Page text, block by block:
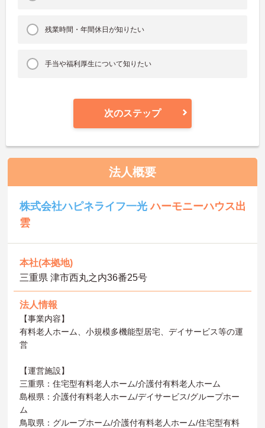
残業時間・年間休日が知りたい
手当や福利厚生について知りたい
次のステップ
法人概要
株式会社ハピネライフ一光ハーモニーハウス出
雲
本社(本拠地)
三重県 津市西丸之内36番25号
法人情報
【事業内容】
有料老人ホーム、小規模多機能型居宅、デイサービス等の運
営
【運営施設】
三重県：住宅型有料老人ホーム/介護付有料老人ホーム
島根県：介護付有料老人ホーム/デイサービス/グループホー
ム
鳥取県：グループホーム/介護付有料老人ホーム/住宅型有料